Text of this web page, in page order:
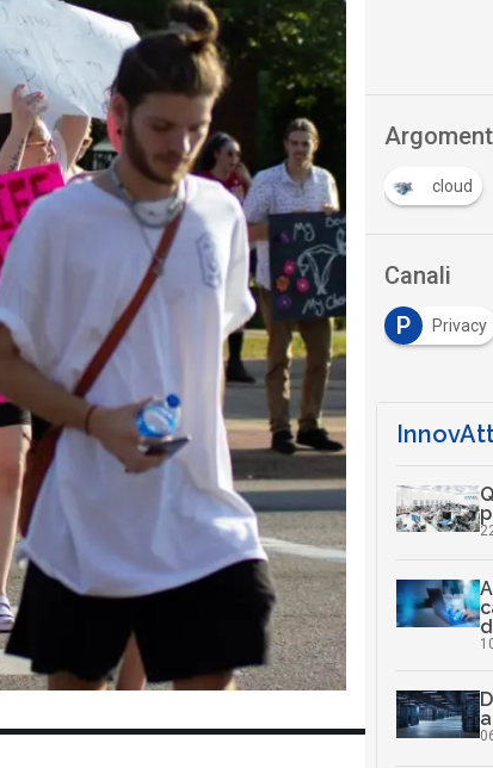
cloud
Canali
P
Privacy